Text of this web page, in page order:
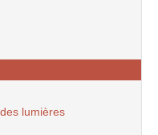
lumières